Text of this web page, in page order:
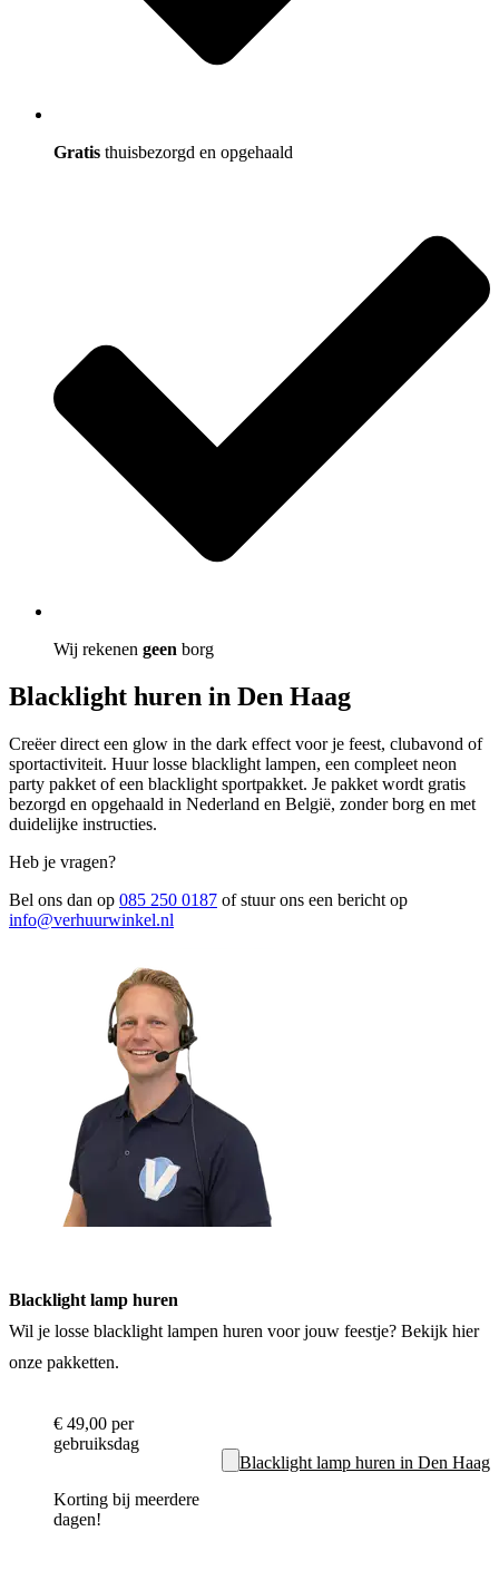
Gratis thuisbezorgd en opgehaald
Wij rekenen geen borg
Blacklight huren in Den Haag
Creëer direct een glow in the dark effect voor je feest, clubavond of
sportactiviteit. Huur losse blacklight lampen, een compleet neon
party pakket of een blacklight sportpakket. Je pakket wordt gratis
bezorgd en opgehaald in Nederland en België, zonder borg en met
duidelijke instructies.
Heb je vragen?
Bel ons dan op 085 250 0187 of stuur ons een bericht op
info@verhuurwinkel.nl
Blacklight lamp huren
Wil je losse blacklight lampen huren voor jouw feestje? Bekijk hier
onze pakketten.
€ 49,00 per
gebruiksdag
Korting bij meerdere
dagen!
Blacklight lamp huren in Den Haag